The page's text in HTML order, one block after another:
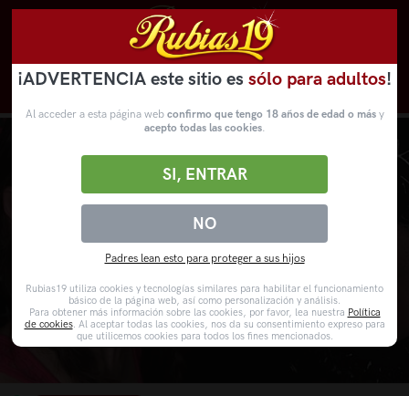
¡ADVERTENCIA este sitio es sólo para adultos!
Al acceder a esta página web confirmo que tengo 18 años de edad o másy
acepto todas las cookies.
NO
SI, ENTRAR
Padres lean esto para proteger a sus hijos
Rubias19 utiliza cookies y tecnologías similares para habilitar el funcionamiento
básico de la página web, así como personalización y análisis.
Para obtener más información sobre las cookies, por favor, lea nuestra Política
de cookies. Al aceptar todas las cookies, nos da su consentimiento expreso para
que utilicemos cookies para todos los fines mencionados.